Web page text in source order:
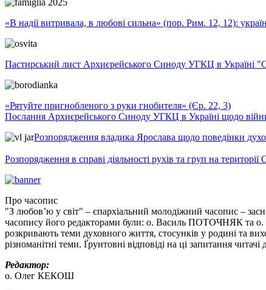
«В надії витривала, в любові сильна» (пор. Рим. 12, 12):
Пастирський лист Архиєрейського Синоду УГКЦ в Україні
«Рятуйте пригнобленого з руки гнобителя» (Єр. 22, 3)
Послання Архиєрейського Синоду УГКЦ в Україні щодо
Розпорядження владика Ярослава щодо поведінки
Розпорядження в справі діяльності рухів та груп на
Про часопис
"З любов’ю у світ" – єпархіальний молодіжний часопис –
часопису його редакторами були: о. Василь ПОТОЧНЯК та о.
розкривають теми духовного життя, стосунків у родині та
різноманітні теми. Ґрунтовні відповіді на ці запитання
Редактор:
о. Олег КЕКОШ